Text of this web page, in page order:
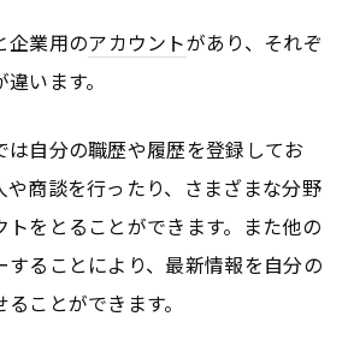
企業用のアカウントがあり、それぞ
います。
は自分の職歴や履歴を登録してお
や商談を行ったり、さまざまな分野
トをとることができます。また他の
することにより、最新情報を自分の
ことができます。